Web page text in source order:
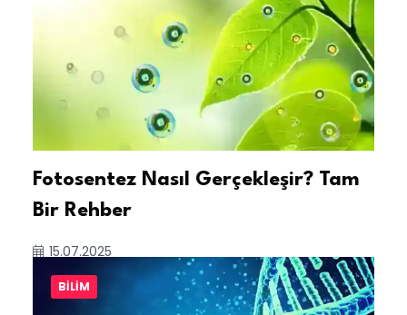
Fotosentez Nasıl Gerçekleşir? Tam
Bir Rehber
15.07.2025
BILIM